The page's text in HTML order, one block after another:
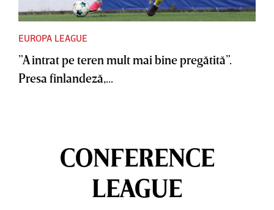
EUROPA LEAGUE
”A intrat pe teren mult mai bine pregătită”.
Presa finlandeză,...
CONFERENCE
LEAGUE